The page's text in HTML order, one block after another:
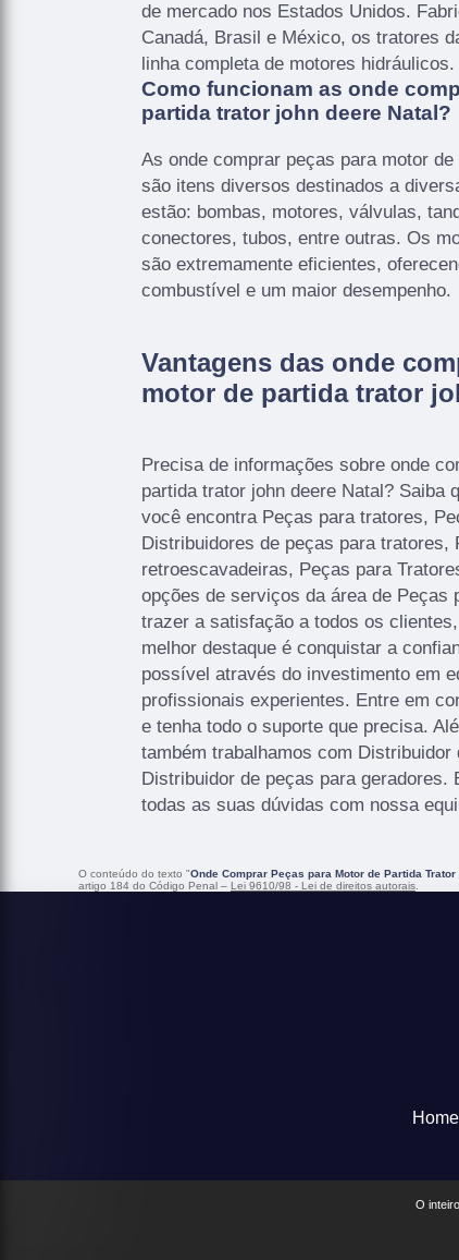
de mercado nos Estados Unidos.
Canadá, Brasil e México, os tratores
linha completa de motores hidráulicos.
Como funcionam as onde
partida trator john deere Natal?
As onde comprar peças para motor
são itens diversos destinados a
estão: bombas, motores, válvulas,
conectores, tubos, entre outras. Os
são extremamente eficientes,
combustível e um maior desempenho.
Vantagens das onde
motor de partida trator
Precisa de informações sobre onde
partida trator john deere Natal? Saiba
você encontra Peças para tratores,
Distribuidores de peças para tratores,
retroescavadeiras, Peças para
opções de serviços da área de Peças
trazer a satisfação a todos os
melhor destaque é conquistar a
possível através do investimento em
profissionais experientes. Entre em
e tenha todo o suporte que precisa.
também trabalhamos com
Distribuidor de peças para geradores.
todas as suas dúvidas com nossa
O conteúdo do texto "Onde Comprar Peças para Motor de Partida Trator
artigo 184 do Código Penal – Lei 9610/98 - Lei de direitos autorais.
Home
O